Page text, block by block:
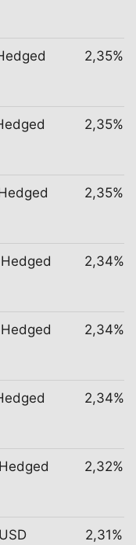
2,35%
2,35%
2,35%
2,34%
2,34%
2,34%
2,32%
2,31%